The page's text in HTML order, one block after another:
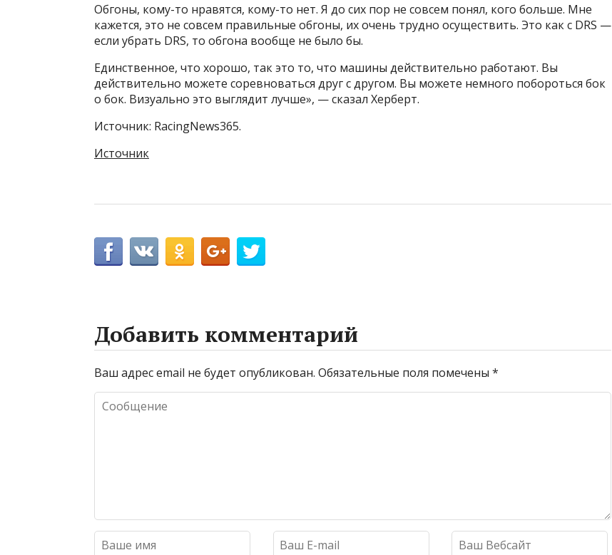
Обгоны, кому-то нравятся, кому-то нет. Я до сих пор не совсем понял, кого больше. Мне
кажется, это не совсем правильные обгоны, их очень трудно осуществить. Это как с DRS —
если убрать DRS, то обгона вообще не было бы.
Единственное, что хорошо, так это то, что машины действительно работают. Вы
действительно можете соревноваться друг с другом. Вы можете немного побороться бок
о бок. Визуально это выглядит лучше», — сказал Херберт.
Источник: RacingNews365.
Источник
Добавить комментарий
Ваш адрес email не будет опубликован. Обязательные поля помечены *